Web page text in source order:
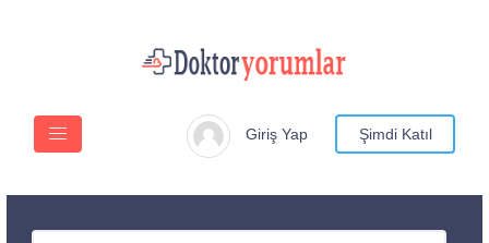
Giriş Yap Şimdi Katıl